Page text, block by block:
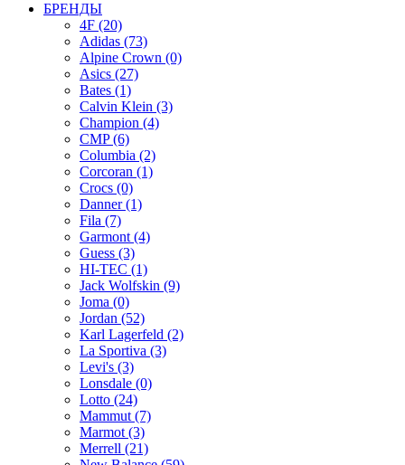
БРЕНДЫ
4F (20)
Adidas (73)
Alpine Crown (0)
Asics (27)
Bates (1)
Calvin Klein (3)
Champion (4)
CMP (6)
Columbia (2)
Corcoran (1)
Crocs (0)
Danner (1)
Fila (7)
Garmont (4)
Guess (3)
HI-TEC (1)
Jack Wolfskin (9)
Joma (0)
Jordan (52)
Karl Lagerfeld (2)
La Sportiva (3)
Levi's (3)
Lonsdale (0)
Lotto (24)
Mammut (7)
Marmot (3)
Merrell (21)